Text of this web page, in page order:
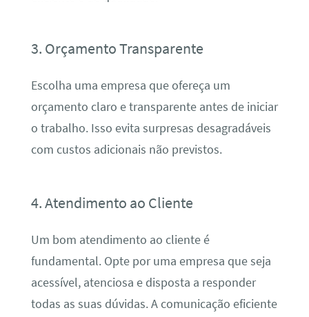
3. Orçamento Transparente
Escolha uma empresa que ofereça um
orçamento claro e transparente antes de iniciar
o trabalho. Isso evita surpresas desagradáveis
com custos adicionais não previstos.
4. Atendimento ao Cliente
Um bom atendimento ao cliente é
fundamental. Opte por uma empresa que seja
acessível, atenciosa e disposta a responder
todas as suas dúvidas. A comunicação eficiente